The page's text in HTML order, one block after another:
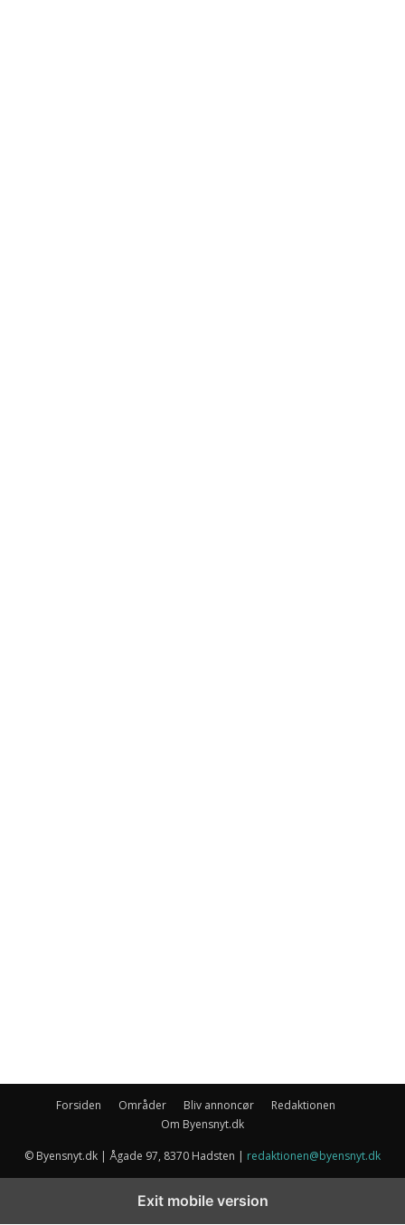
Forsiden Områder Bliv annoncør
Redaktionen
Om Byensnyt.dk
© Byensnyt.dk | Ågade 97, 8370 Hadsten | redaktionen@byensnyt.dk
Exit mobile version